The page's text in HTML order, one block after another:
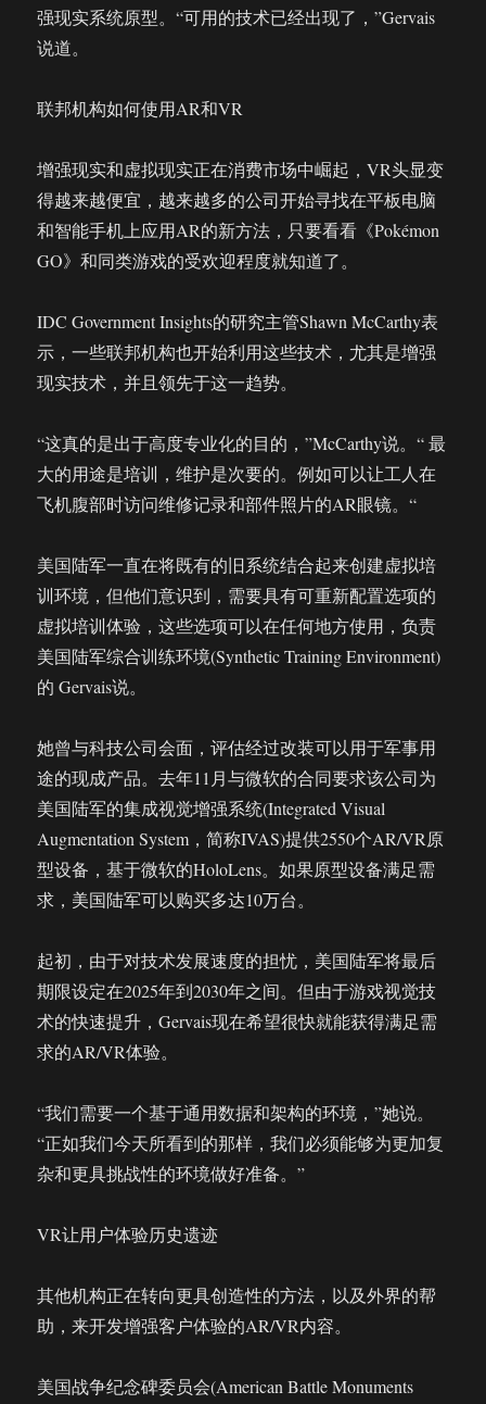
强现实系统原型。“可用的技术已经出现了，”Gervais
说道。
联邦机构如何使用AR和VR
增强现实和虚拟现实正在消费市场中崛起，VR头显变
得越来越便宜，越来越多的公司开始寻找在平板电脑
和智能手机上应用AR的新方法，只要看看《Pokémon
GO》和同类游戏的受欢迎程度就知道了。
IDC Government Insights的研究主管Shawn McCarthy表
示，一些联邦机构也开始利用这些技术，尤其是增强
现实技术，并且领先于这一趋势。
“这真的是出于高度专业化的目的，”McCarthy说。“ 最
大的用途是培训，维护是次要的。例如可以让工人在
飞机腹部时访问维修记录和部件照片的AR眼镜。“
美国陆军一直在将既有的旧系统结合起来创建虚拟培
训环境，但他们意识到，需要具有可重新配置选项的
虚拟培训体验，这些选项可以在任何地方使用，负责
美国陆军综合训练环境(Synthetic Training Environment)
的 Gervais说。
她曾与科技公司会面，评估经过改装可以用于军事用
途的现成产品。去年11月与微软的合同要求该公司为
美国陆军的集成视觉增强系统(Integrated Visual
Augmentation System，简称IVAS)提供2550个AR/VR原
型设备，基于微软的HoloLens。如果原型设备满足需
求，美国陆军可以购买多达10万台。
起初，由于对技术发展速度的担忧，美国陆军将最后
期限设定在2025年到2030年之间。但由于游戏视觉技
术的快速提升，Gervais现在希望很快就能获得满足需
求的AR/VR体验。
“我们需要一个基于通用数据和架构的环境，”她说。
“正如我们今天所看到的那样，我们必须能够为更加复
杂和更具挑战性的环境做好准备。”
VR让用户体验历史遗迹
其他机构正在转向更具创造性的方法，以及外界的帮
助，来开发增强客户体验的AR/VR内容。
美国战争纪念碑委员会(American Battle Monuments